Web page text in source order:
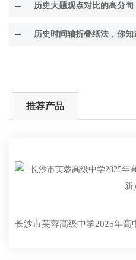
推荐产品
长沙市芙蓉高级中学2025年高